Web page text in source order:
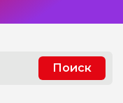
Поиск